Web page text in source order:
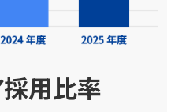
採用比率